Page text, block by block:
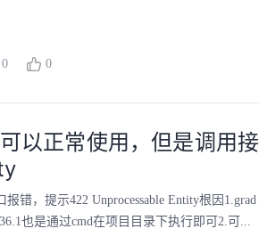
0 0
以正常使用，但是调用接
错，提示422 Unprocessable Entity根因1.grad
也是通过cmd在项目目录下执行即可2.可...